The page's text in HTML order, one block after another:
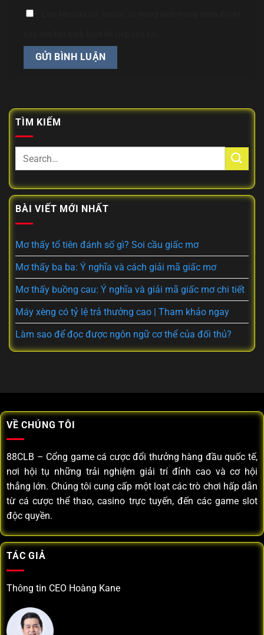
TÌM KIẾM
BÀI VIẾT MỚI NHẤT
Mơ thấy tổ tiên đánh số gì? Soi cầu giấc mơ
Mơ thấy ba ba: Ý nghĩa và cách giải mã giấc mơ
Mơ thấy buồng cau: Ý nghĩa và giải mã giấc mơ chi tiết
Máy xèng có tỷ lệ trả thưởng cao | Tham khảo ngay
Làm sao để đọc được ngôn ngữ cơ thể của đối thủ?
VỀ CHÚNG TÔI
88CLB – Cổng game cá cược đổi thưởng hàng đầu quốc tế,
nơi hội tụ những trải nghiệm giải trí đỉnh cao và cơ hội
thắng lớn. Chúng tôi cung cấp một loạt các trò chơi hấp dẫn
từ cá cược thể thao, casino trực tuyến, đến các game slot
độc quyền.
TÁC GIẢ
Thông tin CEO Hoàng Kane